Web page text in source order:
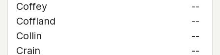
Coffey
--
Coffland
--
Collin
--
Crain
--